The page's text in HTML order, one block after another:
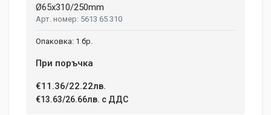
Ø65х310/250mm
5613 65 310
1 бр.
При поръчка
€11.36/22.22лв.
€13.63/26.66лв. с ДДС